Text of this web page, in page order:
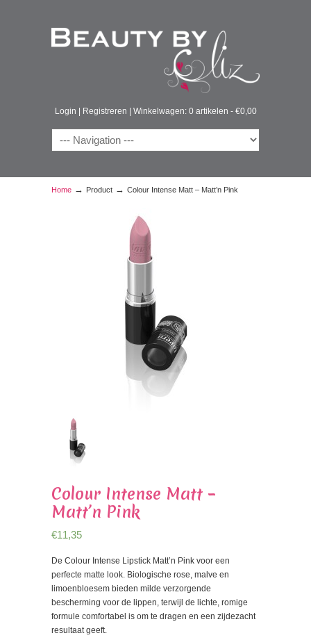
Login Registreren Winkelwagen: 0 artikelen - €0,00
Home → Product → Colour Intense Matt – Matt’n Pink
Colour Intense Matt –
Matt’n Pink
€11,35
De Colour Intense Lipstick Matt’n Pink voor een
perfecte matte look. Biologische rose, malve en
limoenbloesem bieden milde verzorgende
bescherming voor de lippen, terwijl de lichte, romige
formule comfortabel is om te dragen en een zijdezacht
resultaat geeft.